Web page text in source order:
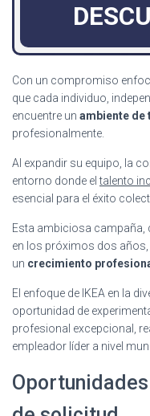
Con un compromiso
que cada individuo,
encuentre un ambiente de
profesionalmente.
Al expandir su equipo, la
entorno donde eltalento
esencial para el éxito
Esta ambiciosa campaña,
en los próximos dos
un crecimiento
El enfoque de IKEA en la
oportunidad de
profesional excepcional,
empleador líder a nivel